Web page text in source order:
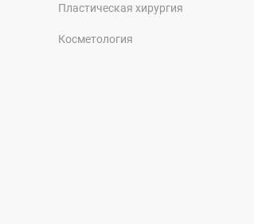
Пластическая хирургия
Косметология